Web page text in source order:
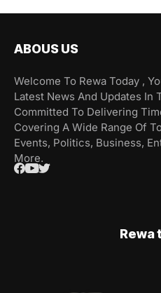
ABOUS US
Welcome To Rewa Today ,
Latest News And Updates In
Committed To Delivering
Covering A Wide Range Of
Events, Politics, Business,
More.
Rewa